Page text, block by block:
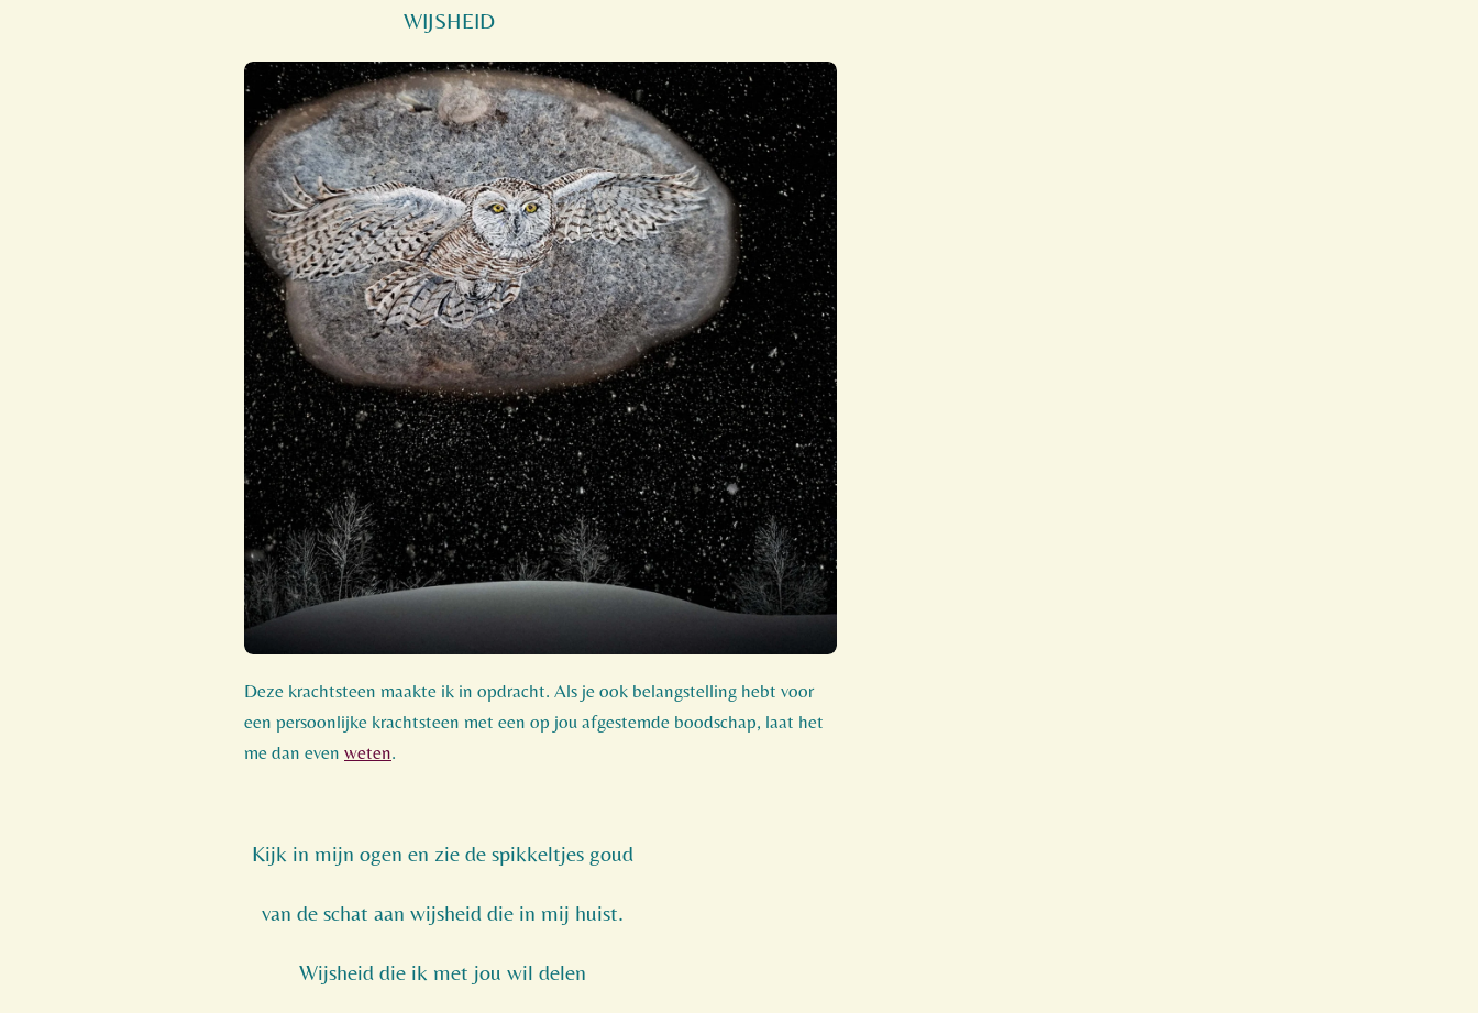
WIJSHEID
Deze krachtsteen maakte ik in opdracht. Als je ook belangstelling hebt voor
een persoonlijke krachtsteen met een op jou afgestemde boodschap, laat het
me dan even weten.
Kijk in mijn ogen en zie de spikkeltjes goud
van de schat aan wijsheid die in mij huist.
Wijsheid die ik met jou wil delen